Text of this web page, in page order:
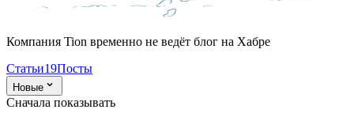
Компания Tion временно не ведёт блог на Хабре
Статьи19Посты
Новые
Сначала показывать